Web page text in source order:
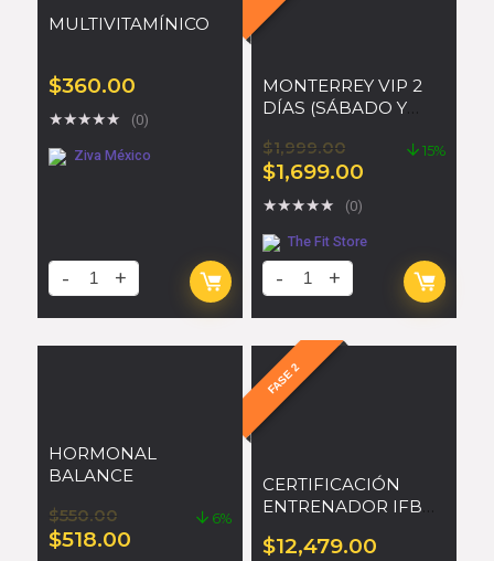
MULTIVITAMÍNICO
$360.00
★★★★★ (0)
Ziva México
MONTERREY VIP 2
DÍAS (SÁBADO Y
$1,999.00
$1,699.00
15%
★★★★★ (0)
The Fit Store
HORMONAL
BALANCE
$550.00
$518.00
6%
FASE 2
CERTIFICACIÓN
ENTRENADOR IFBB
$12,479.00